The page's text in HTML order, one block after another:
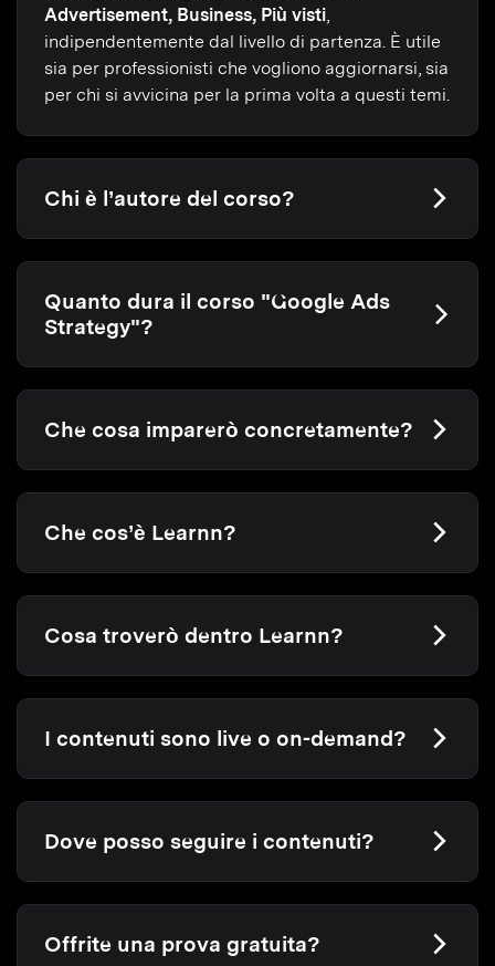
Advertisement, Business, Più visti
indipendentemente dal livello di partenza. È utile
sia per professionisti che vogliono aggiornarsi, sia
per chi si avvicina per la prima volta a questi temi.
Chi è l’autore del corso?
Quanto dura il corso "Google Ads
Strategy"?
Che cosa imparerò concretamente?
Che cos’è Learnn?
Cosa troverò dentro Learnn?
I contenuti sono live o on-demand?
Dove posso seguire i contenuti?
Offrite una prova gratuita?